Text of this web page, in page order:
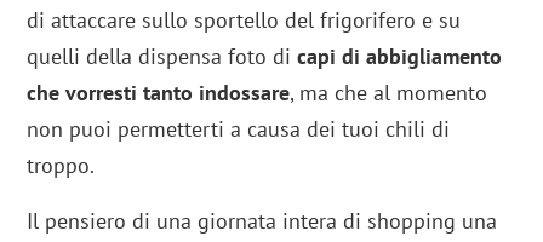
di attaccare sullo sportello del frigorifero e su
quelli della dispensa foto dicapi di abbigliamento
che vorresti tanto indossare, ma che al momento
non puoi permetterti a causa dei tuoi chili di
troppo.
Il pensiero di una giornata intera di shopping una